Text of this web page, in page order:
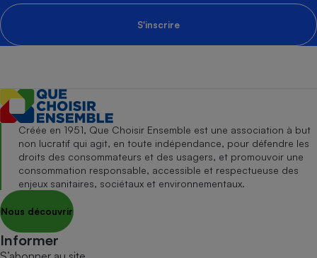
S'inscrire
Créée en 1951, Que Choisir Ensemble est une association à but
non lucratif qui agit, en toute indépendance, pour défendre les
droits des consommateurs et des usagers, et promouvoir une
consommation responsable, accessible et respectueuse des
enjeux sanitaires, sociétaux et environnementaux.
Nous découvrir
Informer